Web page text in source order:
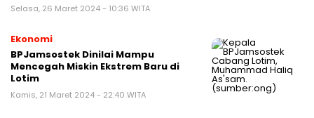
Selasa, 26 Maret 2024 - 10:36 WITA
Ekonomi
BPJamsostek Dinilai Mampu
Mencegah Miskin Ekstrem Baru di
Lotim
Kamis, 21 Maret 2024 - 22:40 WITA